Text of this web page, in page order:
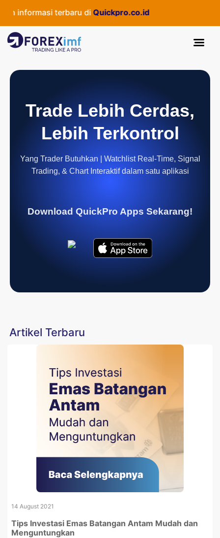
terbaru diQuickpro.co.id
Trade Lebih Cerdas,
Lebih Terkontrol
Yang Trader Butuhkan | Watchlist Real-Time, Signal
Trading, & Chart Interaktif dalam satu aplikasi
Download QuickPro Apps Sekarang!
Artikel Terbaru
14 August 2021
Tips Investasi Emas Batangan Antam Mudah dan
Menguntungkan